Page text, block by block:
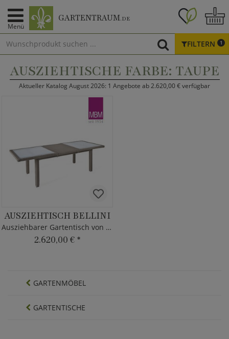
Menü
GARTENTRAUM.DE
FILTERN 1
AUSZIEHTISCHE FARBE: TAUPE
Aktueller Katalog August 2026: 1 Angebote ab 2.620,00 € verfügbar
AUSZIEHTISCH BELLINI
Ausziehbarer Gartentisch von MBM
2.620,00 € *
GARTENMÖBEL
GARTENTISCHE